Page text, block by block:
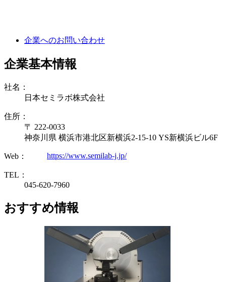
企業へのお問い合わせ
企業基本情報
社名：
日本セミラボ株式会社
住所：
〒 222-0033
神奈川県 横浜市港北区新横浜2-15-10 YS新横浜ビル6F
Web： https://www.semilab-j.jp/
TEL：
045-620-7960
おすすめ情報